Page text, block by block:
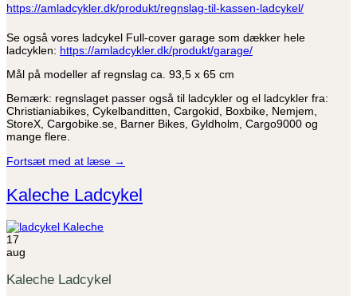
https://amladcykler.dk/produkt/regnslag-til-kassen-ladcykel/
Se også vores ladcykel Full-cover garage som dækker hele
ladcyklen: https://amladcykler.dk/produkt/garage/
Mål på modeller af regnslag ca. 93,5 x 65 cm
Bemærk: regnslaget passer også til ladcykler og el ladcykler fra:
Christianiabikes, Cykelbanditten, Cargokid, Boxbike, Nemjem,
StoreX, Cargobike.se, Barner Bikes, Gyldholm, Cargo9000 og
mange flere.
Fortsæt med at læse →
Kaleche Ladcykel
17
aug
Kaleche Ladcykel